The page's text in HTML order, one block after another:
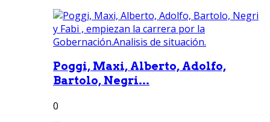
Poggi, Maxi, Alberto, Adolfo,
Bartolo, Negri...
0